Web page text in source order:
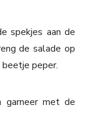
spekjes aan de
de salade op
peper.
garneer met de